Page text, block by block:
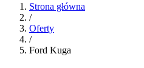
Strona główna
/
Oferty
/
Ford Kuga